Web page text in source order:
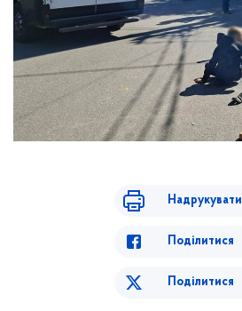
Надрукувати
Поділитися
Поділитися